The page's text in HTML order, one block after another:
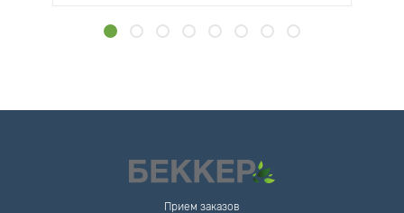
Прием заказов